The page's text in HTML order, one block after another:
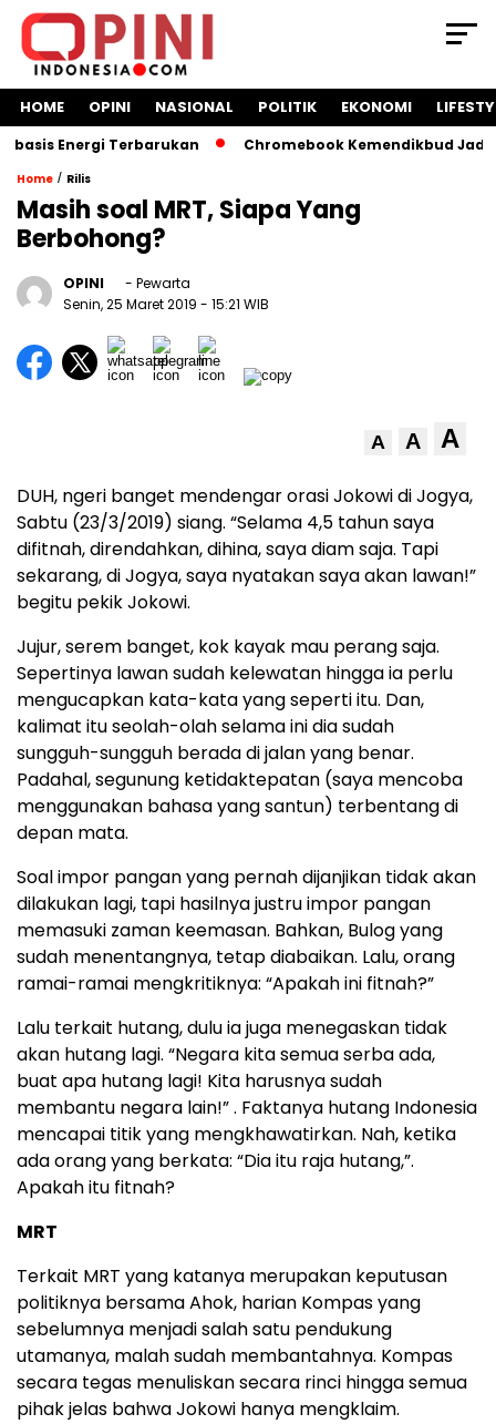
HOME OPINI NASIONAL POLITIK EKONOMI
Energi Terbarukan Chromebook Kemendikbud Jadi
Home / Rilis
Masih soal MRT, Siapa Yang
Berbohong?
OPINI
- Pewarta
Senin, 25 Maret 2019 - 15:21 WIB
A A A
DUH, ngeri banget mendengar orasi Jokowi di Jogya,
Sabtu (23/3/2019) siang. “Selama 4,5 tahun saya
difitnah, direndahkan, dihina, saya diam saja. Tapi
sekarang, di Jogya, saya nyatakan saya akan lawan!”
begitu pekik Jokowi.
Jujur, serem banget, kok kayak mau perang saja.
Sepertinya lawan sudah kelewatan hingga ia perlu
mengucapkan kata-kata yang seperti itu. Dan,
kalimat itu seolah-olah selama ini dia sudah
sungguh-sungguh berada di jalan yang benar.
Padahal, segunung ketidaktepatan (saya mencoba
menggunakan bahasa yang santun) terbentang di
depan mata.
Soal impor pangan yang pernah dijanjikan tidak akan
dilakukan lagi, tapi hasilnya justru impor pangan
memasuki zaman keemasan. Bahkan, Bulog yang
sudah menentangnya, tetap diabaikan. Lalu, orang
ramai-ramai mengkritiknya: “Apakah ini fitnah?”
Lalu terkait hutang, dulu ia juga menegaskan tidak
akan hutang lagi. “Negara kita semua serba ada,
buat apa hutang lagi! Kita harusnya sudah
membantu negara lain!” . Faktanya hutang Indonesia
mencapai titik yang mengkhawatirkan. Nah, ketika
ada orang yang berkata: “Dia itu raja hutang,”.
Apakah itu fitnah?
MRT
Terkait MRT yang katanya merupakan keputusan
politiknya bersama Ahok, harian Kompas yang
sebelumnya menjadi salah satu pendukung
utamanya, malah sudah membantahnya. Kompas
secara tegas menuliskan secara rinci hingga semua
pihak jelas bahwa Jokowi hanya mengklaim.